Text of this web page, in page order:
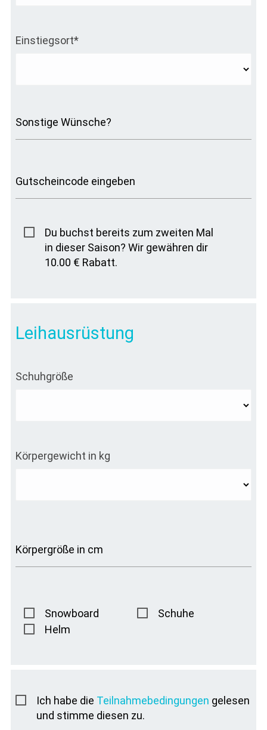
Einstiegsort*
Sonstige Wünsche?
Gutscheincode eingeben
Du buchst bereits zum zweiten Mal
in dieser Saison? Wir gewähren dir
10.00 € Rabatt.
Leihausrüstung
Schuhgröße
Körpergewicht in kg
Körpergröße in cm
Snowboard
Schuhe
Helm
Ich habe die Teilnahmebedingungen gelesen
und stimme diesen zu.